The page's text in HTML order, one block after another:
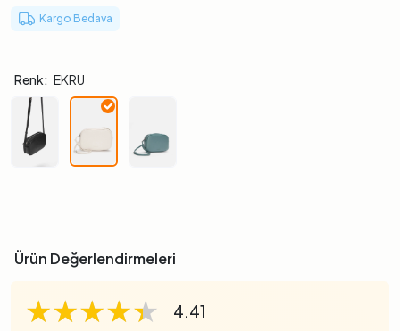
Kargo Bedava
Renk: EKRU
Ürün Değerlendirmeleri
★★★★★
★★★★★
★★★★★ 4.41